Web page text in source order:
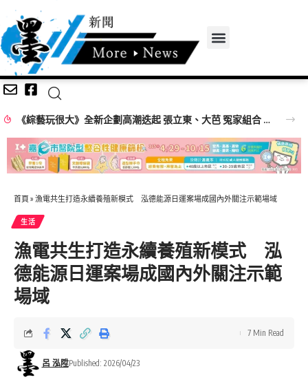
《綜藝玩很大》全新企劃高潮迭起 張立東、大芭 冤家組合 再創收視火花
首頁 » 漁電共生打造永續養殖新模式 泓德能源日運案場成國內外關注示範場域
生活
漁電共生打造永續養殖新模式 泓
德能源日運案場成國內外關注示範
場域
呂 泓陞Published: 2026/04/23
7 Min Read